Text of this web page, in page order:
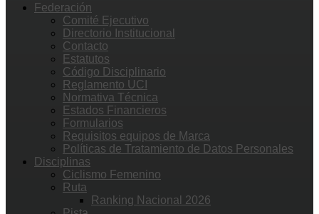
Federación
Comité Ejecutivo
Directorio Institucional
Contacto
Estatutos
Código Disciplinario
Reglamento UCI
Normativa Técnica
Estados Financieros
Formularios
Requisitos equipos de Marca
Políticas de Tratamiento de Datos Personales
Disciplinas
Ciclismo Femenino
Ruta
Ranking Nacional 2026